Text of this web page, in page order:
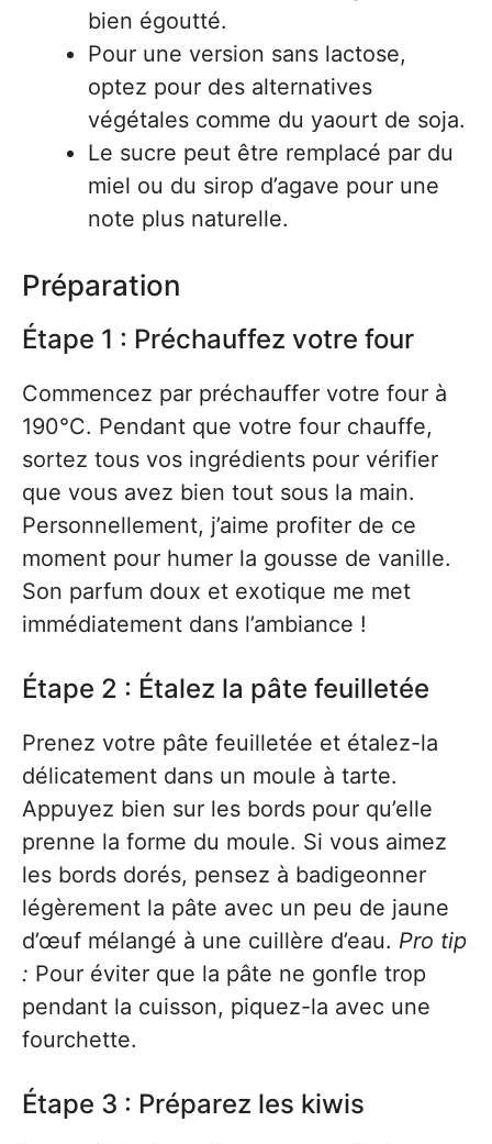
bien égoutté.
Pour une version sans lactose,
optez pour des alternatives
végétales comme du yaourt de soja.
Le sucre peut être remplacé par du
miel ou du sirop d’agave pour une
note plus naturelle.
Préparation
Étape 1 : Préchauffez votre four
Commencez par préchauffer votre four à
190°C. Pendant que votre four chauffe,
sortez tous vos ingrédients pour vérifier
que vous avez bien tout sous la main.
Personnellement, j’aime profiter de ce
moment pour humer la gousse de vanille.
Son parfum doux et exotique me met
immédiatement dans l’ambiance !
Étape 2 : Étalez la pâte feuilletée
Prenez votre pâte feuilletée et étalez-la
délicatement dans un moule à tarte.
Appuyez bien sur les bords pour qu’elle
prenne la forme du moule. Si vous aimez
les bords dorés, pensez à badigeonner
légèrement la pâte avec un peu de jaune
d’œuf mélangé à une cuillère d’eau. Pro tip
: Pour éviter que la pâte ne gonfle trop
pendant la cuisson, piquez-la avec une
fourchette.
Étape 3 : Préparez les kiwis